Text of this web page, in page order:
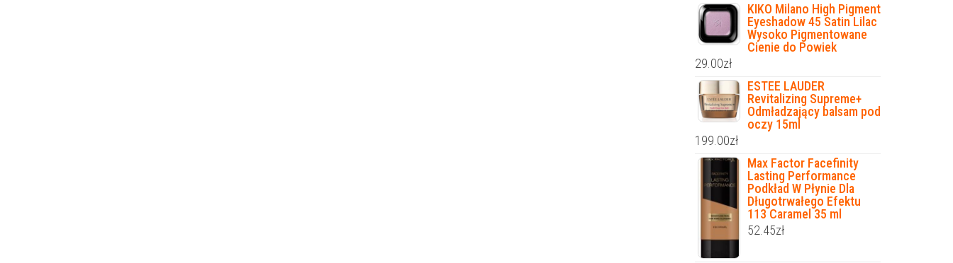
KIKO Milano High Pigment
Eyeshadow 45 Satin Lilac
Wysoko Pigmentowane
Cienie do Powiek
29.00zł
ESTEE LAUDER
Revitalizing Supreme+
Odmładzający balsam pod
oczy 15ml
199.00zł
Max Factor Facefinity
Lasting Performance
Podkład W Płynie Dla
Długotrwałego Efektu
113 Caramel 35 ml
52.45zł